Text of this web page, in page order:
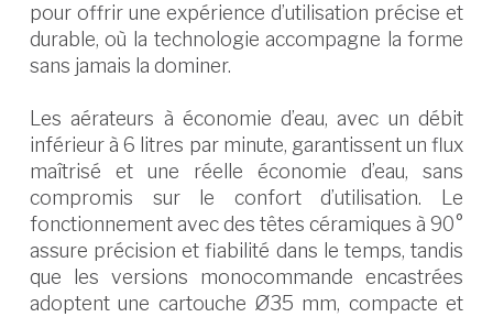
pour offrir une expérience d’utilisation précise et
durable, où la technologie accompagne la forme
sans jamais la dominer.
Les aérateurs à économie d’eau, avec un débit
inférieur à 6 litres par minute, garantissent un flux
maîtrisé et une réelle économie d’eau, sans
compromis sur le confort d’utilisation. Le
fonctionnement avec des têtes céramiques à 90°
assure précision et fiabilité dans le temps, tandis
que les versions monocommande encastrées
adoptent une cartouche Ø35 mm, compacte et